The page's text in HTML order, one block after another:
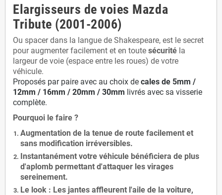
Elargisseurs de voies Mazda
Tribute (2001-2006)
Ou spacer dans la langue de Shakespeare, est le secret
pour augmenter facilement et en toute sécurité la
largeur de voie (espace entre les roues) de votre
véhicule.
Proposés par paire avec au choix de cales de 5mm /
12mm / 16mm / 20mm / 30mm livrés avec sa visserie
complète.
Pourquoi le faire ?
Augmentation de la tenue de route facilement et
sans modification irréversibles.
Instantanément votre véhicule bénéficiera de plus
d'aplomb permettant d'attaquer les virages
sereinement.
Le look : Les jantes affleurent l'aile de la voiture,